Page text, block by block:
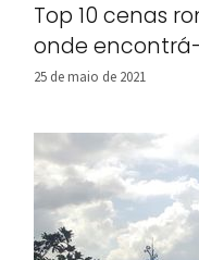
Top 10 cenas
onde
25 de maio de 2021